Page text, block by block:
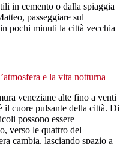
in cemento o dalla spiaggia
passeggiare sul
pochi minuti la città vecchia
e la vita notturna
veneziane alte fino a venti
il cuore pulsante della città. Di
possono essere
verso le quattro del
cambia, lasciando spazio a